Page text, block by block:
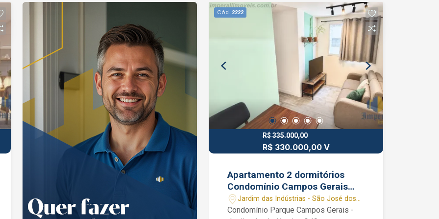
falar com o corretor de imóvel Caique
Lopes de CRECI 264.991 F (12) 99189-
7273 WhatsApp e Claro.
churrasqueira, playground, sauna, entre
outros. Interessados falar com corretor
de imóveis João Ferreira CRECI
234.934 F WhatsApp (12) 99668-3140
Cód. 2222
R$ 335.000,00
R$ 330.000,00 V
Apartamento 2 dormitórios
Condomínio Campos Gerais
Jardim das Indústrias SJC SP
vaga coberta
Jardim das Indústrias - São José dos
Campos/SP
Condomínio Parque Campos Gerais -